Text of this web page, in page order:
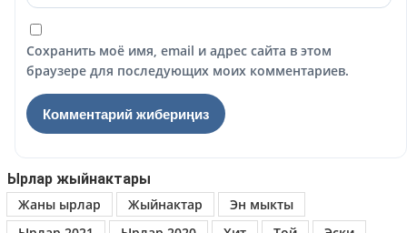
Сохранить моё имя, email и адрес сайта в этом
браузере для последующих моих комментариев.
Ырлар жыйнактары
Жаны ырлар
Жыйнактар
Эн мыкты